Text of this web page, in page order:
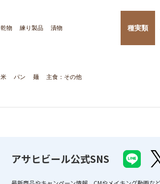
乾物 練り製品 漬物 種実類
米 パン 麺 主食：その他
アサヒビール公式SNS